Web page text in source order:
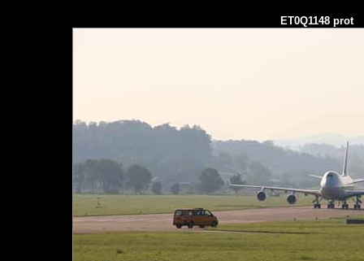
ET0Q1148 prot